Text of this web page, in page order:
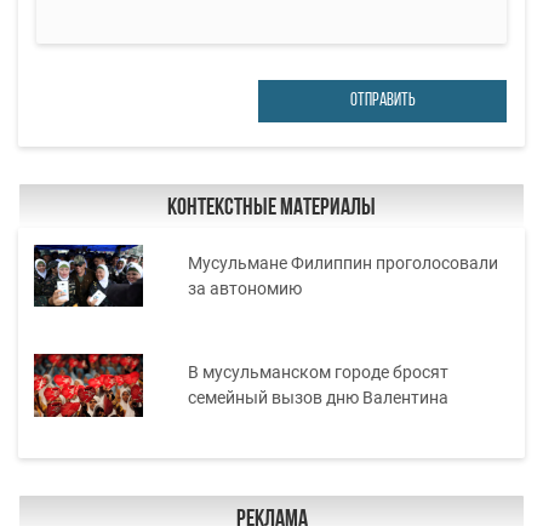
ОТПРАВИТЬ
Контекстные материалы
Мусульмане Филиппин проголосовали
за автономию
В мусульманском городе бросят
семейный вызов дню Валентина
Реклама